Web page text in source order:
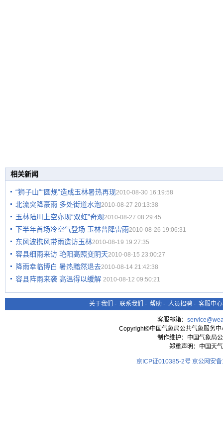
相关新闻
“狮子山”“圆规”造成玉林暑热再现2010-08-30 16:19:58
北流突降豪雨 多处街道水泡2010-08-27 20:13:38
玉林陆川上空亦现“双虹”奇观2010-08-27 08:29:45
下半年首场冷空气登场 玉林普降雷雨2010-08-26 19:06:31
东风波携风带雨造访玉林2010-08-19 19:27:35
容县细雨来访 艳阳高照变阴天2010-08-15 23:00:27
降雨幸临博白 暑热黯然退去2010-08-14 21:42:38
容县阵雨来袭 高温得以缓解 2010-08-12 09:50:21
关于我们 - 联系我们 - 帮助 - 人员招聘 - 客服中心
客服邮箱：
Copyright©中国气象局公共气象服务
制作维护：中国气象局
郑重声明：中国天
京ICP证010385-2号 京公网安